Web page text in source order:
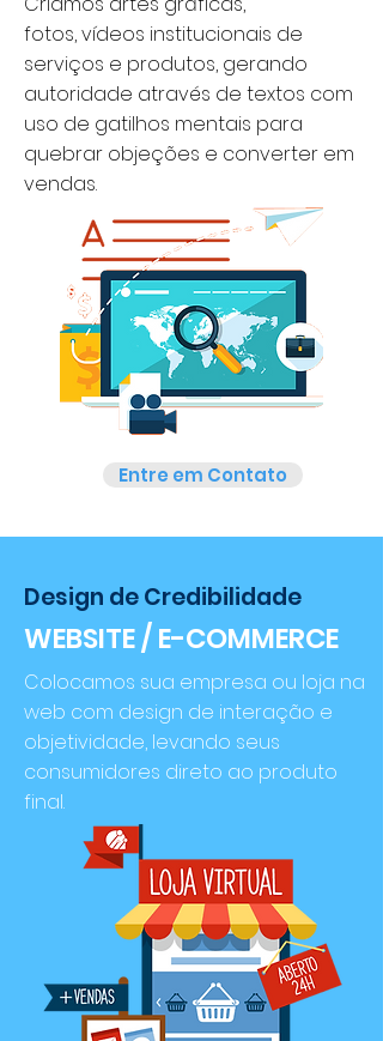
fotos, vídeos institucionais de
serviços e produtos, gerando
autoridade através de textos com
uso de gatilhos mentais para
quebrar objeções e converter em
vendas.
Entre em Contato
Design de Credibilidade
WEBSITE / E-COMMERCE
Colocamos sua empresa ou loja na
web com design de interação e
objetividade, levando seus
consumidores direto ao produto
final.